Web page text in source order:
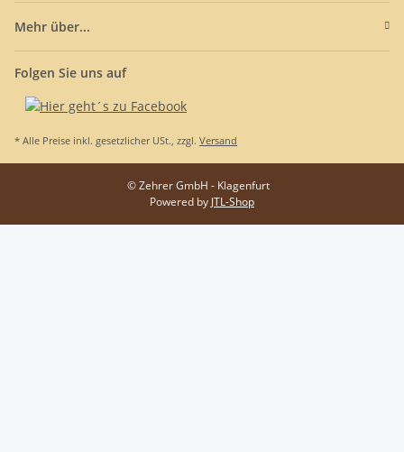
Mehr über...
Folgen Sie uns auf
* Alle Preise inkl. gesetzlicher USt., zzgl. Versand
© Zehrer GmbH - Klagenfurt
Powered by JTL-Shop